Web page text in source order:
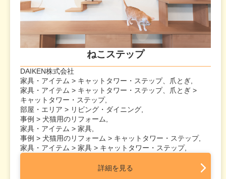
ねこステップ
DAIKEN株式会社
家具・アイテム > キャットタワー・ステップ、爪とぎ,
家具・アイテム > キャットタワー・ステップ、爪とぎ >
キャットタワー・ステップ,
部屋・エリア > リビング・ダイニング,
事例 > 犬猫用のリフォーム,
家具・アイテム > 家具,
事例 > 犬猫用のリフォーム > キャットタワー・ステップ,
家具・アイテム > 家具 > キャットタワー・ステップ,
詳細を見る